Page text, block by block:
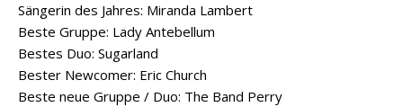
Sängerin des Jahres: Miranda Lambert
Beste Gruppe: Lady Antebellum
Bestes Duo: Sugarland
Bester Newcomer: Eric Church
Beste neue Gruppe / Duo: The Band Perry